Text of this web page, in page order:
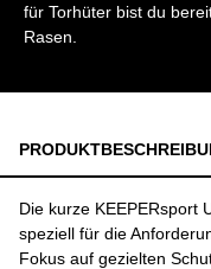
für Torhüter bist du
Rasen.
Die kurze KEEPERsport
speziell für die
Fokus auf gezielten